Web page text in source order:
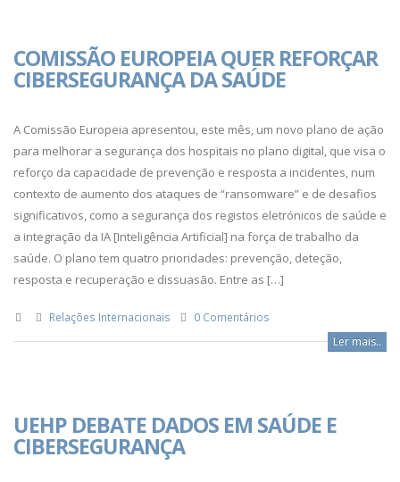
COMISSÃO EUROPEIA QUER REFORÇAR
CIBERSEGURANÇA DA SAÚDE
A Comissão Europeia apresentou, este mês, um novo plano de ação
para melhorar a segurança dos hospitais no plano digital, que visa o
reforço da capacidade de prevenção e resposta a incidentes, num
contexto de aumento dos ataques de “ransomware” e de desafios
significativos, como a segurança dos registos eletrónicos de saúde e
a integração da IA [Inteligência Artificial] na força de trabalho da
saúde. O plano tem quatro prioridades: prevenção, deteção,
resposta e recuperação e dissuasão. Entre as […]
Relações Internacionais 0 Comentários
Ler mais..
UEHP DEBATE DADOS EM SAÚDE E
CIBERSEGURANÇA